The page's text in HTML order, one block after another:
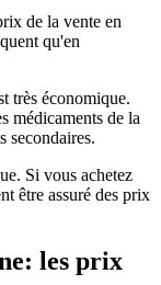
de la vente en
qu'en
très économique.
médicaments de la
secondaires.
Si vous achetez
être assuré des prix
les prix